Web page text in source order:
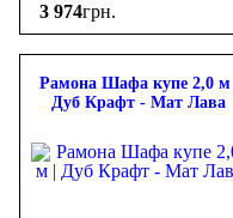
3 974грн.
Рамона Шафа купе 2,0 м |
Дуб Крафт - Мат Лава